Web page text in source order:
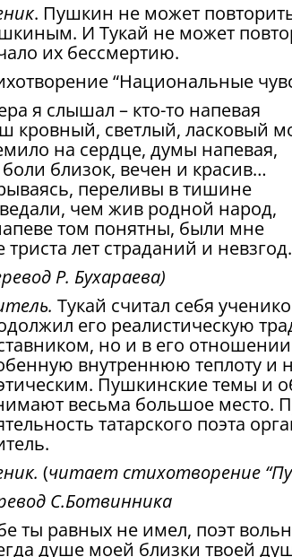
. Пушкин не может
И Тукай не может
их бессмертию.
“Национальные
я слышал – кто-то напевая
кровный, светлый, ласковый
на сердце, думы напевая,
близок, вечен и красив…
переливы в тишине
чем жив родной народ,
том понятны, были мне
триста лет страданий и
Р. Бухараева)
Тукай считал себя
его реалистическую
но и в его
внутреннюю теплоту и
Пушкинские темы и
весьма большое место.
татарского поэта
(читает стихотворение
С.Ботвинника
ты равных не имел, поэт
душе моей близки твоей